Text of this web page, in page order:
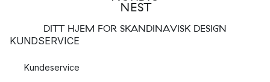
DITT HJEM FOR SKANDINAVISK DESIGN
KUNDSERVICE
Kundeservice